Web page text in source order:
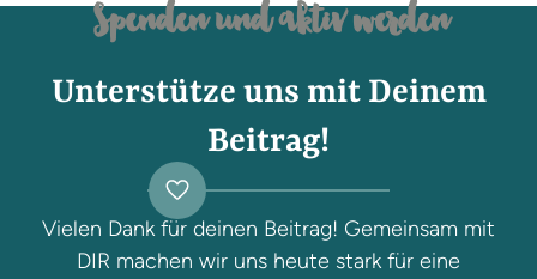
Spenden und aktiv werden
Unterstütze uns mit Deinem
Beitrag!
Vielen Dank für deinen Beitrag! Gemeinsam mit
DIR machen wir uns heute stark für eine